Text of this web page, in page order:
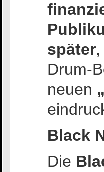
später
Drum-
neuen
Black
Die